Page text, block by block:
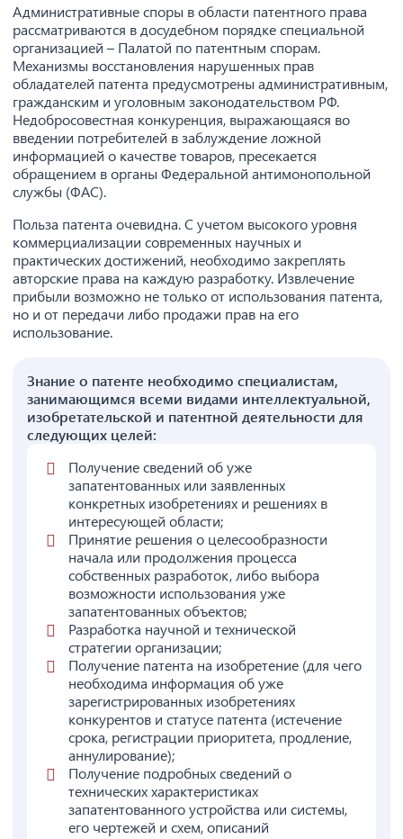
Административные споры в области патентного права
рассматриваются в досудебном порядке специальной
организацией – Палатой по патентным спорам.
Механизмы восстановления нарушенных прав
обладателей патента предусмотрены административным,
гражданским и уголовным законодательством РФ.
Недобросовестная конкуренция, выражающаяся во
введении потребителей в заблуждение ложной
информацией о качестве товаров, пресекается
обращением в органы Федеральной антимонопольной
службы (ФАС).
Польза патента очевидна. С учетом высокого уровня
коммерциализации современных научных и
практических достижений, необходимо закреплять
авторские права на каждую разработку. Извлечение
прибыли возможно не только от использования патента,
но и от передачи либо продажи прав на его
использование.
Знание о патенте необходимо специалистам,
занимающимся всеми видами интеллектуальной,
изобретательской и патентной деятельности для
следующих целей:
Получение сведений об уже
запатентованных или заявленных
конкретных изобретениях и решениях в
интересующей области;
Принятие решения о целесообразности
начала или продолжения процесса
собственных разработок, либо выбора
возможности использования уже
запатентованных объектов;
Разработка научной и технической
стратегии организации;
Получение патента на изобретение (для чего
необходима информация об уже
зарегистрированных изобретениях
конкурентов и статусе патента (истечение
срока, регистрации приоритета, продление,
аннулирование);
Получение подробных сведений о
технических характеристиках
запатентованного устройства или системы,
его чертежей и схем, описаний